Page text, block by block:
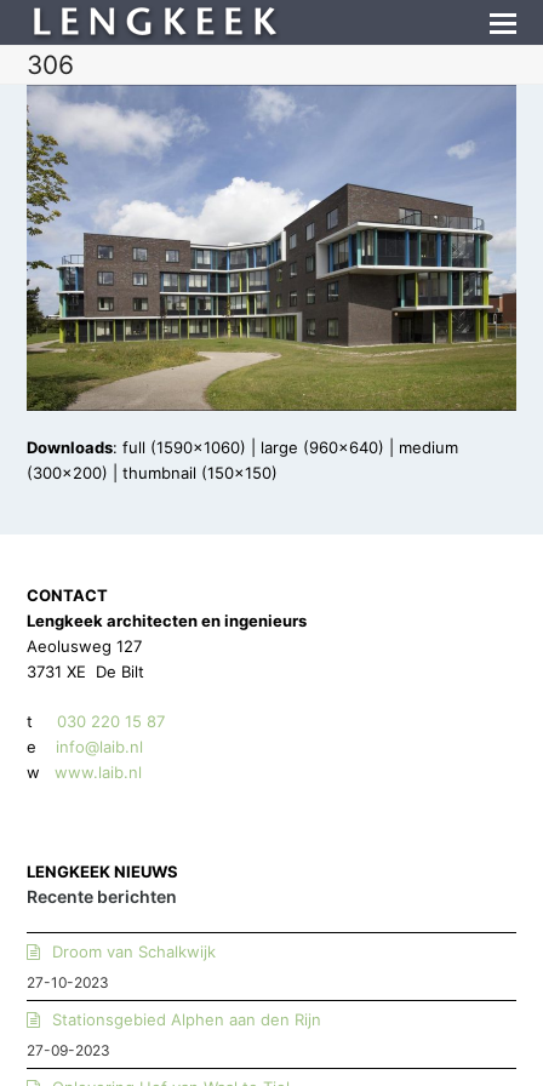
306
Downloads:full (1590x1060) large (960x640)
medium
(300x200) |thumbnail (150x150)
CONTACT
Lengkeek architecten en ingenieurs
Aeolusweg 127
3731 XE De Bilt
t030 220 15 87
e info@laib.nl
w
www.laib.nl
LENGKEEK NIEUWS
Recente berichten
Droom van Schalkwijk
27-10-2023
Stationsgebied Alphen aan den Rijn
27-09-2023